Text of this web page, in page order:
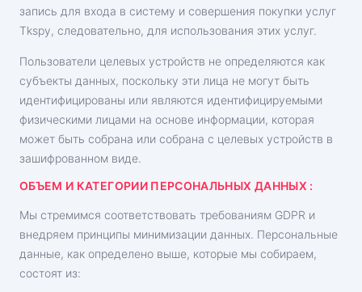
запись для входа в систему и совершения покупки услуг
Tkspy, следовательно, для использования этих услуг.
Пользователи целевых устройств не определяются как
субъекты данных, поскольку эти лица не могут быть
идентифицированы или являются идентифицируемыми
физическими лицами на основе информации, которая
может быть собрана или собрана с целевых устройств в
зашифрованном виде.
ОБЪЕМ И КАТЕГОРИИ ПЕРСОНАЛЬНЫХ ДАННЫХ :
Мы стремимся соответствовать требованиям GDPR и
внедряем принципы минимизации данных. Персональные
данные, как определено выше, которые мы собираем,
состоят из: